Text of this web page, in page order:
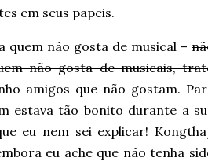
em seus papeis.
não gosta de musical –
não gosta de musicais,
amigos que não gostam.
estava tão bonito durante a
eu nem sei explicar!
eu ache que não tenha